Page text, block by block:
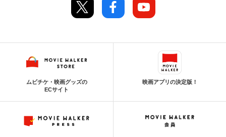
ムビチケ・映画グッズの
ECサイト
映画アプリの決定版！